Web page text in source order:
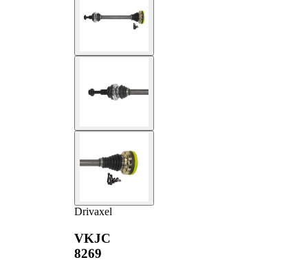
Drivaxel
VKJC
8269